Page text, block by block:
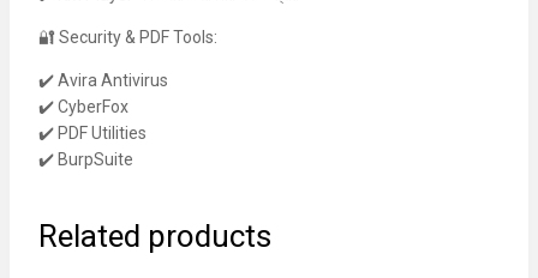
🔐 Security & PDF Tools:
✔️ Avira Antivirus
✔️ CyberFox
✔️ PDF Utilities
✔️ BurpSuite
Related products